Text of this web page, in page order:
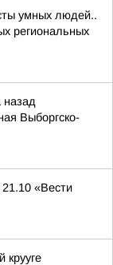
умных людей..
региональных
назад
Выборгско-
«Вести
крууге